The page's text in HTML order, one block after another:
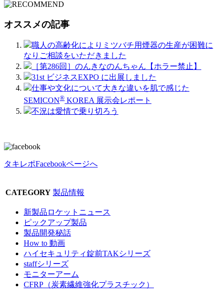
オススメの記事
職人の高齢化によりミツバチ用煙器の生産が困難に
なりご相談をいただきました
［第286回］のんきなのんちゃん【ホラー禁止】
31st ビジネスEXPO に出展しました
仕事や文化について大きな違いを肌で感じた
SEMICON® KOREA 展示会レポート
不況は愛情で乗り切ろう
タキレポFacebookページへ
CATEGORY 製品情報
新製品ロケットニュース
ピックアップ製品
製品開発秘話
How to 動画
ハイセキュリティ錠前TAKシリーズ
staffシリーズ
モニターアーム
CFRP（炭素繊維強化プラスチック）